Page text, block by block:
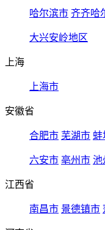
哈尔滨市 齐齐哈
大兴安岭地区
上海
上海市
安徽省
合肥市 芜湖市 蚌
六安市 亳州市 池
江西省
南昌市 景德镇市